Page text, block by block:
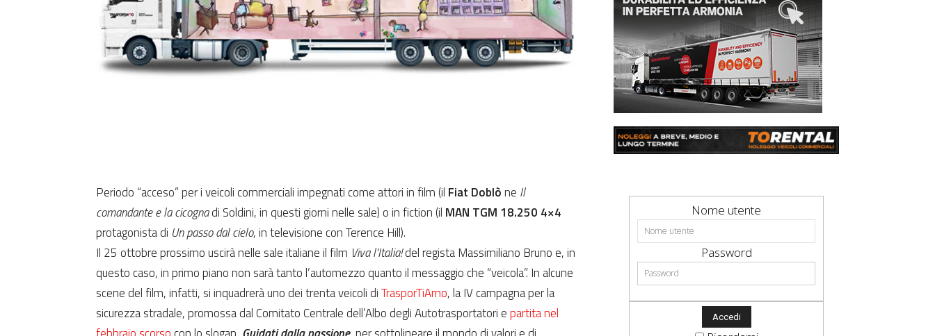
Periodo “acceso” per i veicoli commerciali impegnati come attori in film (il Fiat Doblòne Il
comandante e la cicognadi Soldini, in questi giorni nelle sale) o in fiction (il MAN TGM 18.250 4×4
protagonista di Un passo dal cielo, in televisione con Terence Hill).
Il 25 ottobre prossimo uscirà nelle sale italiane il film Viva l’Italia!del regista Massimiliano Bruno e, in
questo caso, in primo piano non sarà tanto l’automezzo quanto il messaggio che “veicola”. In alcune
scene del film, infatti, si inquadrerà uno dei trenta veicoli diTrasporTiAmo, la IV campagna per la
sicurezza stradale, promossa dal Comitato Centrale dell’Albo degli Autotrasportatori epartita nel
Nome utente
Password